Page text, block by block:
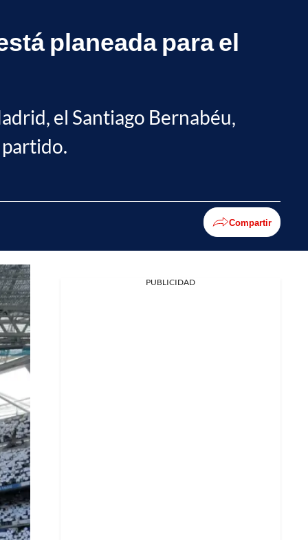
planeada para el
el Santiago Bernabéu,
Compartir
PUBLICIDAD